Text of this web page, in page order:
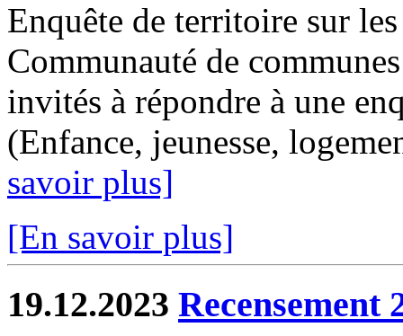
Enquête de territoire sur
Communauté de
invités à répondre à une
(Enfance, jeunesse,
savoir plus]
[En savoir plus]
19.12.2023 Recensement